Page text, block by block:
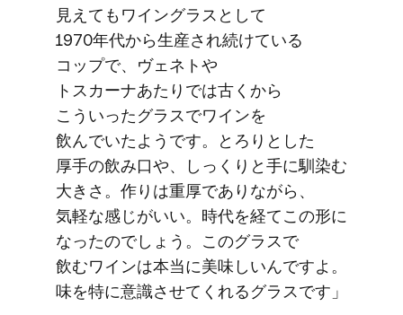
見えても​ワイングラスと​して​
1970年代から​生産され続けている​
コップで、​ヴェネトや​
トスカーナあたりでは​古くから​
こういった​グラスで​ワインを​
飲んでいたようです。​とろりと​した​
厚手の​飲み口や、​しっくりと​手に​馴染む​
大きさ。​作りは​重厚で​ありながら、​
気軽な​感じが​いい。​時代を​経て​この​形に​
なったのでしょう。​この​グラスで​
飲むワインは​本当に​美味しいんですよ。​
味を​特に​意識させてくれる​グラスです」